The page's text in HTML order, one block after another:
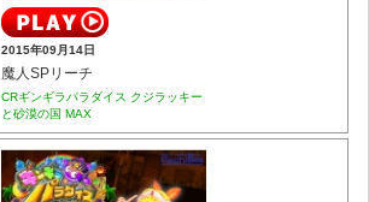
2015年09月14日
魔人SPリーチ
CRギンギラパラダイス クジラッキー
と砂漠の国 MAX